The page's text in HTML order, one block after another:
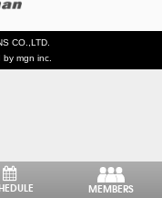
CO.,LTD.
by mgn inc.
MEMBERS